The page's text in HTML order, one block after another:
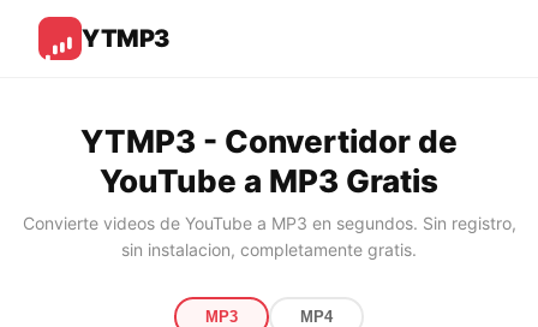
YTMP3
YTMP3 - Convertidor de
YouTube a MP3 Gratis
Convierte videos de YouTube a MP3 en segundos. Sin registro,
sin instalacion, completamente gratis.
MP3 MP4